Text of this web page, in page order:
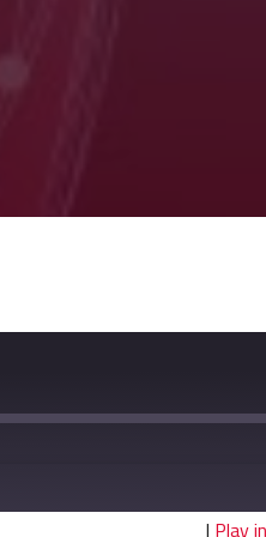
| Play